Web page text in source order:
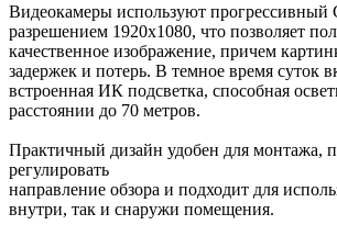
Видеокамеры используют прогрессивный
разрешением 1920x1080, что позволяет
качественное изображение, причем
задержек и потерь. В темное время суток
встроенная ИК подсветка, способная
расстоянии до 70 метров.
Практичный дизайн удобен для монтажа,
регулировать
направление обзора и подходит для
внутри, так и снаружи помещения.